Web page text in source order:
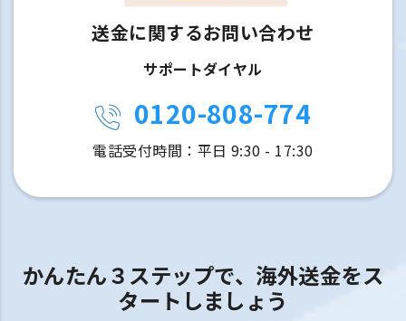
送金に関するお問い合わせ
サポートダイヤル
0120-808-774
電話受付時間：平日 9:30 - 17:30
かんたん３ステップで、海外送金をス
タートしましょう